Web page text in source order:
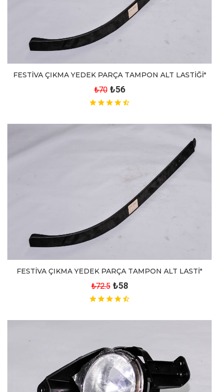
FESTİVA ÇIKMA YEDEK PARÇA TAMPON ALT LASTİĞİ"
₺70 ₺56
FESTİVA ÇIKMA YEDEK PARÇA TAMPON ALT LASTİ"
₺72.5 ₺58